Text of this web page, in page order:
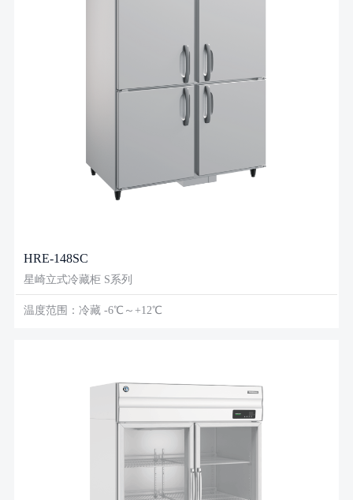
HRE-148SC
星崎立式冷藏柜 S系列
温度范围：冷藏 -6℃～+12℃